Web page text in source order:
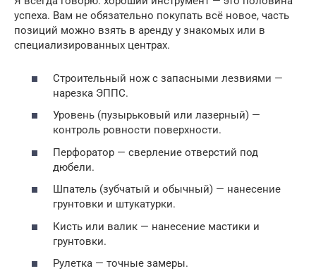
успеха. Вам не обязательно покупать всё новое, часть
позиций можно взять в аренду у знакомых или в
специализированных центрах.
Строительный нож с запасными лезвиями —
нарезка ЭППС.
Уровень (пузырьковый или лазерный) —
контроль ровности поверхности.
Перфоратор — сверление отверстий под
дюбели.
Шпатель (зубчатый и обычный) — нанесение
грунтовки и штукатурки.
Кисть или валик — нанесение мастики и
грунтовки.
Рулетка — точные замеры.